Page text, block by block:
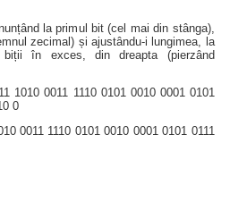
la primul bit (cel mai din stânga),
zecimal) și ajustându-i lungimea, la
în exces, din dreapta (pierzând
1010 0011 1110 0101 0010 0001 0101
0
0011 1110 0101 0010 0001 0101 0111